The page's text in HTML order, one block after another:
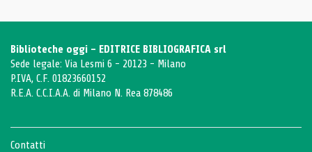
Biblioteche oggi - EDITRICE BIBLIOGRAFICA srl
Sede legale: Via Lesmi 6 - 20123 - Milano
P.IVA, C.F. 01823660152
R.E.A. C.C.I.A.A. di Milano N. Rea 878486
Contatti